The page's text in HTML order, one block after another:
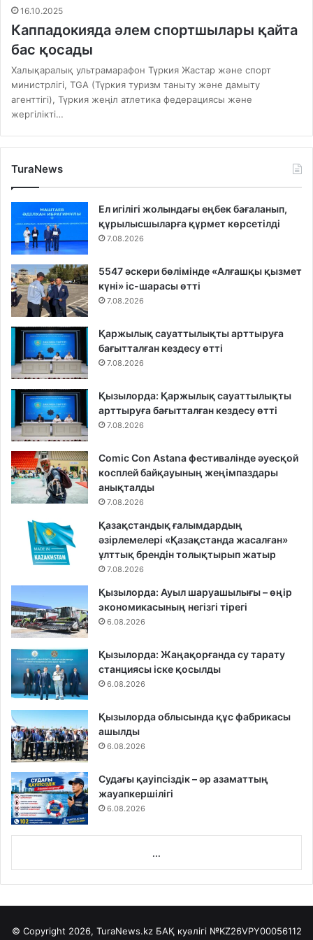
16.10.2025
Каппадокияда әлем спортшылары қайта
бас қосады
Халықаралық ультрамарафон Түркия Жастар және спорт
министрлігі, TGA (Түркия туризм таныту және дамыту
агенттігі), Түркия жеңіл атлетика федерациясы және
жергілікті…
TuraNews
Ел игілігі жолындағы еңбек бағаланып,
құрылысшыларға құрмет көрсетілді
7.08.2026
5547 әскери бөлімінде «Алғашқы қызмет
күні» іс-шарасы өтті
7.08.2026
Қаржылық сауаттылықты арттыруға
бағытталған кездесу өтті
7.08.2026
Қызылорда: Қаржылық сауаттылықты
арттыруға бағытталған кездесу өтті
7.08.2026
Comic Con Astana фестивалінде әуесқой
косплей байқауының жеңімпаздары
анықталды
7.08.2026
Қазақстандық ғалымдардың
әзірлемелері «Қазақстанда жасалған»
ұлттық брендін толықтырып жатыр
7.08.2026
Қызылорда: Ауыл шаруашылығы – өңір
экономикасының негізгі тірегі
6.08.2026
Қызылорда: Жаңақорғанда су тарату
станциясы іске қосылды
6.08.2026
Қызылорда облысында құс фабрикасы
ашылды
6.08.2026
Судағы қауіпсіздік – әр азаматтың
жауапкершілігі
6.08.2026
...
© Copyright 2026, TuraNews.kz БАҚ куәлігі №KZ26VPY00056112